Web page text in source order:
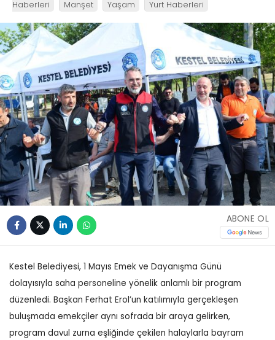
Haberleri Manşet Yaşam Yurt Haberleri
ABONE OL
Kestel Belediyesi, 1 Mayıs Emek ve Dayanışma Günü
dolayısıyla saha personeline yönelik anlamlı bir program
düzenledi. Başkan Ferhat Erol’un katılımıyla gerçekleşen
buluşmada emekçiler aynı sofrada bir araya gelirken,
program davul zurna eşliğinde çekilen halaylarla bayram